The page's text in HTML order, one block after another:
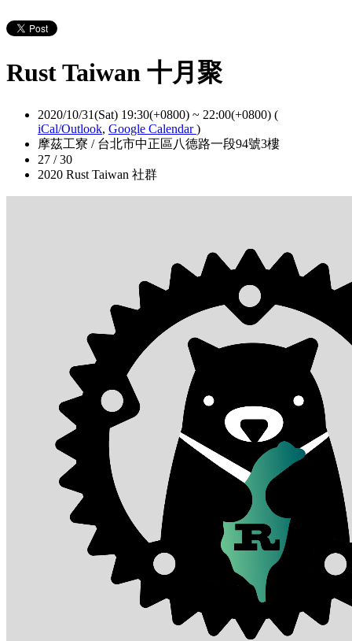
Rust Taiwan 十月聚
2020/10/31(Sat) 19:30(+0800) ~ 22:00(+0800) (
iCal/Outlook, Google Calendar)
摩茲工寮 / 台北市中正區八德路一段94號3樓
27 / 30
2020 Rust Taiwan 社群